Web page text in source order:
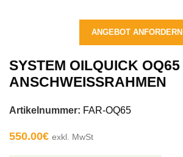
ANGEBOT ANFORDERN
SYSTEM OILQUICK OQ65
ANSCHWEISSRAHMEN
Artikelnummer: FAR-OQ65
550.00€ exkl. MwSt